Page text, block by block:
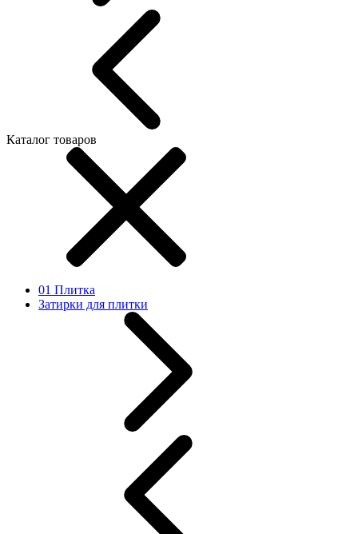
Каталог товаров
01 Плитка
Затирки для плитки